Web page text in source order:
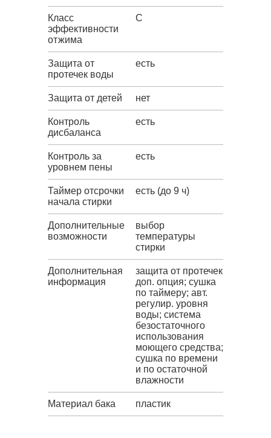
Класс
эффективности
отжима
C
Защита от
протечек воды
есть
Защита от детей нет
Контроль
дисбаланса
есть
Контроль за
уровнем пены
есть
Таймер отсрочки
начала стирки
есть (до 9 ч)
Дополнительные
возможности
выбор
температуры
стирки
Дополнительная
информация
защита от протечек
доп. опция; сушка
по таймеру; авт.
регулир. уровня
воды; система
безостаточного
использования
моющего средства;
сушка по времени
и по остаточной
влажности
Материал бака пластик